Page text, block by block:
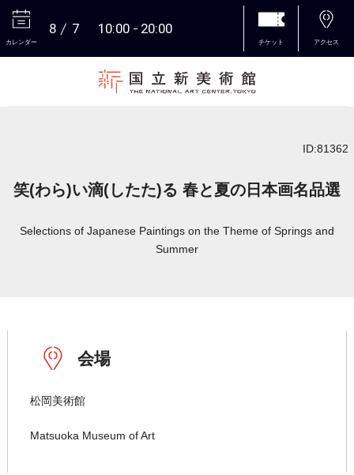
カレンダー
8 7 10:00 20:00
チケット アクセス
ID:81362
笑(わら)い滴(したた)る 春と夏の日本画名品選
Selections of Japanese Paintings on the Theme of Springs and
Summer
会場
松岡美術館
Matsuoka Museum of Art